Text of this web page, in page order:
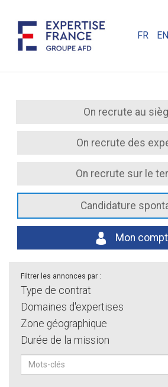
FR EN
On recrute au
On recrute des
On recrute sur le
Candidature
Mon
Filtrer les annonces par :
Type de contrat
Domaines d'expertises
Zone géographique
Durée de la mission